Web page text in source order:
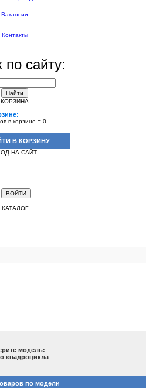
Вакансии
Контакты
по сайту:
Найти
КОРЗИНА
в корзине = 0
В КОРЗИНУ
НА САЙТ
КАТАЛОГ
модель:
квадроцикла
по модели